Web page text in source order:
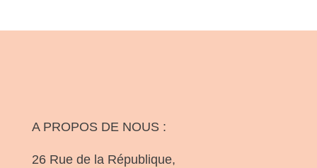
A PROPOS DE NOUS :
26 Rue de la République,